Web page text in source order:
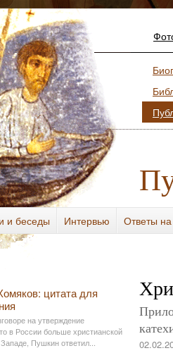
и беседы Интервью
Ответы
цитата для
на утверждение
в России больше христианской
Пушкин ответил...